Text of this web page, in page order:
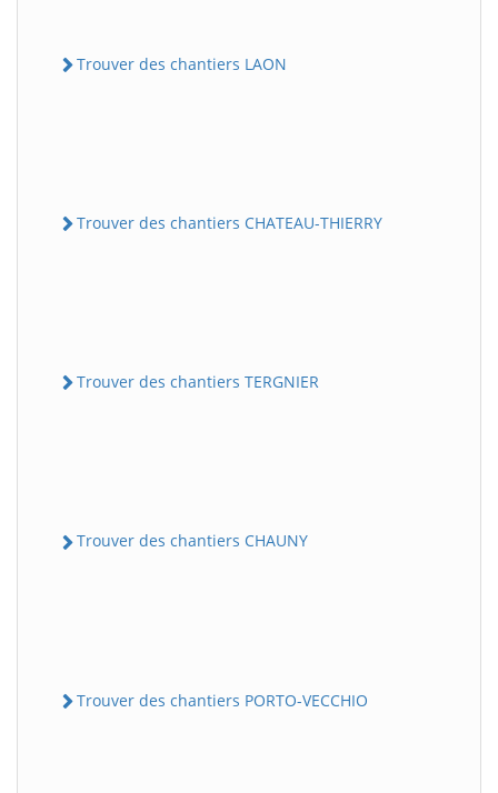
Trouver des chantiers LAON
Trouver des chantiers CHATEAU-THIERRY
Trouver des chantiers TERGNIER
Trouver des chantiers CHAUNY
Trouver des chantiers PORTO-VECCHIO